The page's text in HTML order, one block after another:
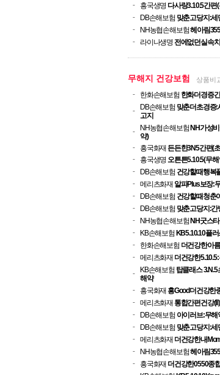
-
흥국생명 다사랑3.10.5간편
-
DB손해보험 맞춘고당지:세
-
NH농협손해보험헤아림
-
라이나생명 전에없던실속
무해지 건강보험 상품비
- 한화손해보험 한화더경증
-
DB손해보험 맞춘더초경증:
고지
-
NH농협손해보험 NH가성
약)
-
흥국화재 든든한3N5간편(
-
흥국생명오튼튼5.10.5(무
-
DB손해보험 건강할때행복
- 메리츠화재 알파Plus보장:
-
DB손해보험 건강할때청춘
-
DB손해보험 맞춘고당지:간
-
NH농협손해보험 NH굿스
-
KB손해보험 KB5.10.10플
-
한화손해보험 더건강한아
- 메리츠화재 더건강한
-
KB손해보험 탑클래스
해약
-
흥국화재 흥Good더건강한
- 메리츠화재 통합간편건강
-
DB손해보험 아이러브:무해
-
DB손해보험 맞춘고당지:세
- 메리츠화재 더건강한내
-
NH농협손해보험헤아림
-
흥국화재 더건강한0550종